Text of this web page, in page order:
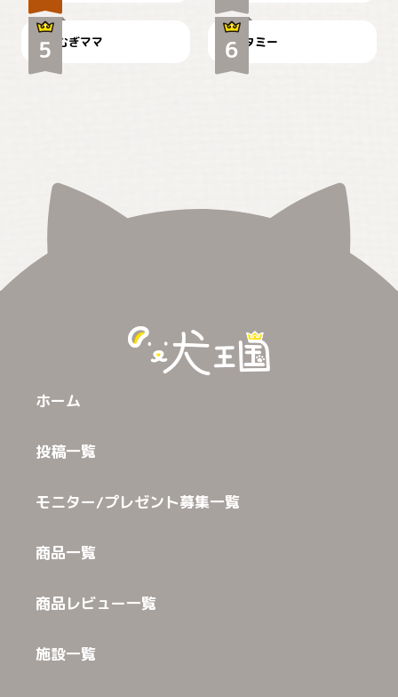
むぎママ タミー
ホーム
投稿一覧
モニター/プレゼント募集一覧
商品一覧
商品レビュー一覧
施設一覧